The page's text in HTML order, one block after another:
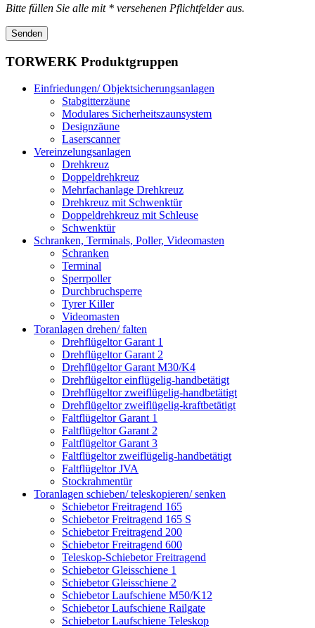
Bitte füllen Sie alle mit * versehenen Pflichtfelder aus.
Senden
TORWERK Produktgruppen
Einfriedungen/ Objektsicherungsanlagen
Stabgitterzäune
Modulares Sicherheitszaunsystem
Designzäune
Laserscanner
Vereinzelungsanlagen
Drehkreuz
Doppeldrehkreuz
Mehrfachanlage Drehkreuz
Drehkreuz mit Schwenktür
Doppeldrehkreuz mit Schleuse
Schwenktür
Schranken, Terminals, Poller, Videomasten
Schranken
Terminal
Sperrpoller
Durchbruchsperre
Tyrer Killer
Videomasten
Toranlagen drehen/ falten
Drehflügeltor Garant 1
Drehflügeltor Garant 2
Drehflügeltor Garant M30/K4
Drehflügeltor einflügelig-handbetätigt
Drehflügeltor zweiflügelig-handbetätigt
Drehflügeltor zweiflügelig-kraftbetätigt
Faltflügeltor Garant 1
Faltflügeltor Garant 2
Faltflügeltor Garant 3
Faltflügeltor zweiflügelig-handbetätigt
Faltflügeltor JVA
Stockrahmentür
Toranlagen schieben/ teleskopieren/ senken
Schiebetor Freitragend 165
Schiebetor Freitragend 165 S
Schiebetor Freitragend 200
Schiebetor Freitragend 600
Teleskop-Schiebetor Freitragend
Schiebetor Gleisschiene 1
Schiebetor Gleisschiene 2
Schiebetor Laufschiene M50/K12
Schiebetor Laufschiene Railgate
Schiebetor Laufschiene Teleskop